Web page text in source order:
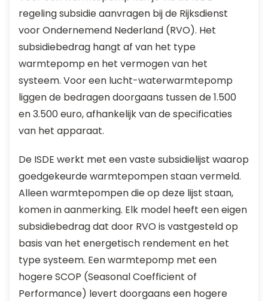
regeling subsidie aanvragen bij de Rijksdienst
voor Ondernemend Nederland (RVO). Het
subsidiebedrag hangt af van het type
warmtepomp en het vermogen van het
systeem. Voor een lucht-waterwarmtepomp
liggen de bedragen doorgaans tussen de 1.500
en 3.500 euro, afhankelijk van de specificaties
van het apparaat.
De ISDE werkt met een vaste subsidielijst waarop
goedgekeurde warmtepompen staan vermeld.
Alleen warmtepompen die op deze lijst staan,
komen in aanmerking. Elk model heeft een eigen
subsidiebedrag dat door RVO is vastgesteld op
basis van het energetisch rendement en het
type systeem. Een warmtepomp met een
hogere SCOP (Seasonal Coefficient of
Performance) levert doorgaans een hogere